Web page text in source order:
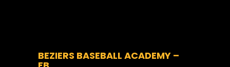
BEZIERS BASEBALL ACADEMY –